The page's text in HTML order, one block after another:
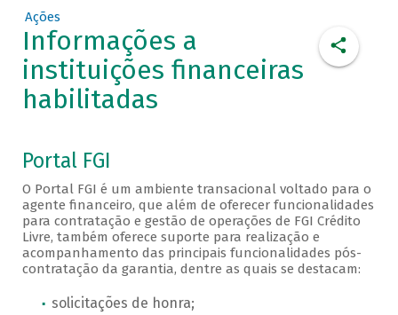
Ações
Informações a
instituições financeiras
habilitadas
Portal FGI
O Portal FGI é um ambiente transacional voltado para o
agente financeiro, que além de oferecer funcionalidades
para contratação e gestão de operações de FGI Crédito
Livre, também oferece suporte para realização e
acompanhamento das principais funcionalidades pós-
contratação da garantia, dentre as quais se destacam:
solicitações de honra;